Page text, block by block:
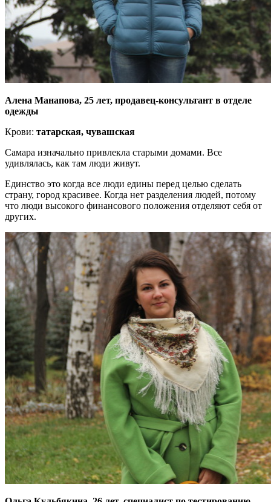
Алена Манапова, 25 лет, продавец-консультант в отделе
одежды
Крови: татарская, чувашская
Самара изначально привлекла старыми домами. Все
удивлялась, как там люди живут.
Единство это когда все люди едины перед целью сделать
страну, город красивее. Когда нет разделения людей, потому
что люди высокого финансового положения отделяют себя от
других.